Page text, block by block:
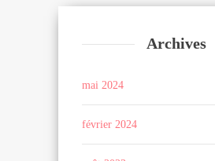
Archives
mai 2024
février 2024